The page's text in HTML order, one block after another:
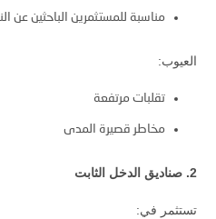
مناسبة للمستثمرين الباحثين عن
العيوب:
تقلبات مرتفعة
مخاطر قصيرة المدى
2. صناديق الدخل الثابت
تستثمر في: